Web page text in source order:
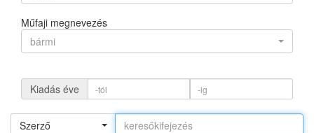
Műfaji megnevezés
bármi
Kiadás éve
Szerző